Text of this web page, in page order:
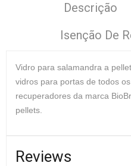
Descrição
Isenção De
Vidro para salamandra a
vidros para portas de todos
recuperadores da marca
pellets.
Reviews